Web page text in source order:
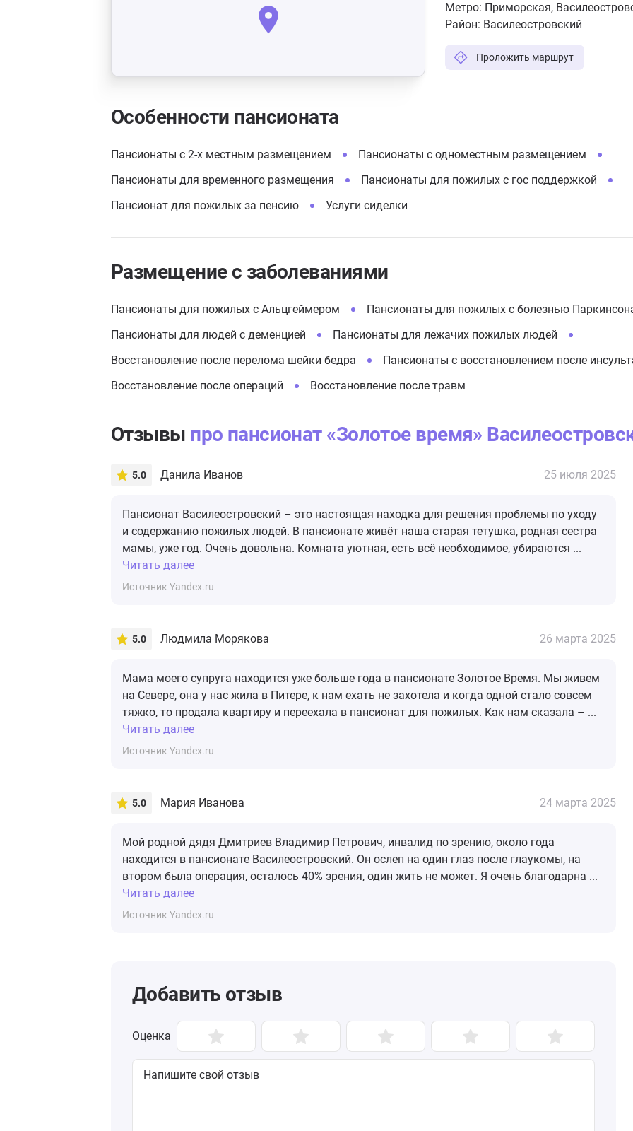
Метро: Приморская,
Район: Василеостровский
Проложить маршрут
Особенности пансионата
Пансионаты с 2-х местным размещением
Пансионаты с одноместным размещением
Пансионаты для временного размещения
Пансионаты для пожилых с гос поддержкой
Пансионат для пожилых за пенсию
Услуги сиделки
Размещение с заболеваниями
Пансионаты для пожилых с Альцгеймером
Пансионаты для пожилых с болезнью
Пансионаты для людей с деменцией
Пансионаты для лежачих пожилых людей
Восстановление после перелома шейки бедра
Пансионаты с восстановлением после
Восстановление после операций
Восстановление после травм
Отзывы про пансионат «Золотое время»
5.0 Данила Иванов 25 июля 2025
Пансионат Василеостровский – это настоящая находка для решения проблемы по уходу
и содержанию пожилых людей. В пансионате живёт наша старая тетушка, родная сестра
мамы, уже год. Очень довольна. Комната уютная, есть всё необходимое, убираются ...
Читать далее
Источник Yandex.ru
5.0 Людмила Морякова 26 марта 2025
Мама моего супруга находится уже больше года в пансионате Золотое Время. Мы живем
на Севере, она у нас жила в Питере, к нам ехать не захотела и когда одной стало совсем
тяжко, то продала квартиру и переехала в пансионат для пожилых. Как нам сказала – ...
Читать далее
Источник Yandex.ru
5.0 Мария Иванова 24 марта 2025
Мой родной дядя Дмитриев Владимир Петрович, инвалид по зрению, около года
находится в пансионате Василеостровский. Он ослеп на один глаз после глаукомы, на
втором была операция, осталось 40% зрения, один жить не может. Я очень благодарна ...
Читать далее
Источник Yandex.ru
Добавить отзыв
Оценка